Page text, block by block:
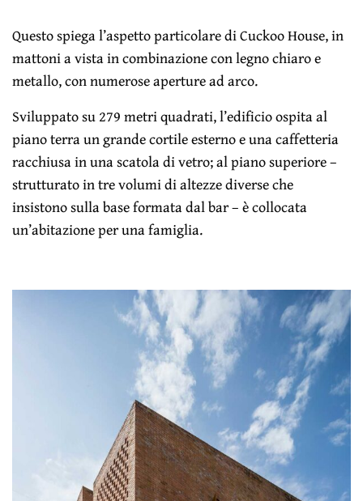
Questo spiega l’aspetto particolare di Cuckoo House, in
mattoni a vista in combinazione con legno chiaro e
metallo, con numerose aperture ad arco.
Sviluppato su 279 metri quadrati, l’edificio ospita al
piano terra un grande cortile esterno e una caffetteria
racchiusa in una scatola di vetro; al piano superiore –
strutturato in tre volumi di altezze diverse che
insistono sulla base formata dal bar – è collocata
un’abitazione per una famiglia.